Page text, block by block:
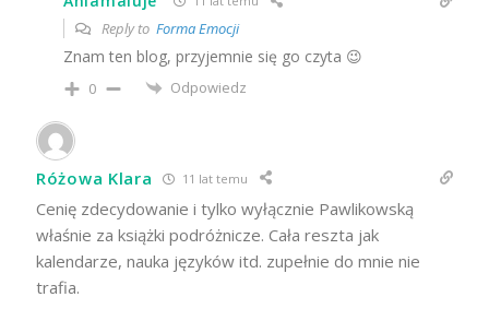
Reply to Forma Emocji
Znam ten blog, przyjemnie się go czyta 😉
0 Odpowiedz
Różowa Klara 11 lat temu
Cenię zdecydowanie i tylko wyłącznie Pawlikowską
właśnie za książki podróżnicze. Cała reszta jak
kalendarze, nauka języków itd. zupełnie do mnie nie
trafia.